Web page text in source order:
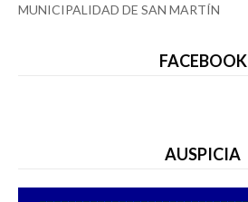
MUNICIPALIDAD DE SAN MARTÍN
FACEBOOK
AUSPICIA